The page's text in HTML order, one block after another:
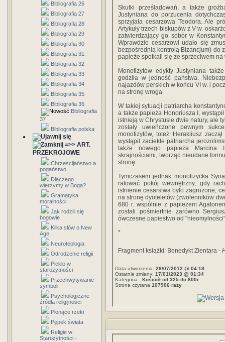
Bibliografia 26
Bibliografia 27
Bibliografia 28
Bibliografia 29
Bibliografia 30
Bibliografia 31
Bibliografia 32
Bibliografia 33
Bibliografia 34
Bibliografia 35
Bibliografia 36
Bibliografia
37
Bibliografia polska
=>> ART.
PRZEKROJOWE
Chrześcijaństwo a
pogaństwo
Dlaczego
wierzymy w Boga?
Gramatyka
moralności
Jak rodzili się
bogowie
Kilka słów o New
Age
Neuroteologia
Odrodzenie religii
Piekło w
starożytności
Przechwytywanie
symboli
Psychologiczne
źródła religijności
Płonące rzeki
Pępek świata
Religie w
Starożytności -
Skutki prześladowań, a także
Justyniana do porzucenia
sprzyjała cesarzowa Teodora. Ale
Artykuły trzech biskupów z V w.
zatwierdzający go sobór w
Wprawdzie cesarzowi udało się
bezpośrednią kontrolą Bizancjum) do
papieże spotkali się ze sprzeciwem na
Monofizytów edykty Justyniana
godziła w jedność państwa.
najazdów perskich w końcu VI w. i
na stronę wroga.
W takiej sytuacji patriarcha
a także papieża Honoriusza I,
istnieją w Chrystusie dwie natury, ale
zostały uwieńczone pewnym
monofizytów, toteż Herakliusz
wystąpił zaciekle patriarcha
także nowego papieża Marcina
skrajnościami, tworząc nieudane
stronę.
Tymczasem jednak monofizycka
ratować pokój wewnętrzny, gdy
istnienie cesarstwa było zagrożone,
na stronę dyoteletów (zwolenników
680 r. wspólnie z papieżem
zostali pośmiertnie zarówno
ówczesne papiestwo od
*
Fragment książki: Benedykt Zientara -
Data utworzenia: 28/07/2012 @ 04:18
Ostatnie zmiany: 17/01/2023 @ 01:34
Kategoria : Kościół od 325 do 800r.
Strona czytana 107906 razy